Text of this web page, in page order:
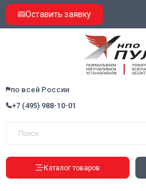
Оставить заявку
по всей России
+7 (495) 988-10-01
Каталог товаров